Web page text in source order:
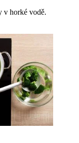
v horké vodě.